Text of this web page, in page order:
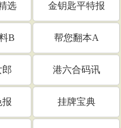
选 金钥匙平特报
B 帮您翻本A
郎 港六合码讯
报 挂牌宝典